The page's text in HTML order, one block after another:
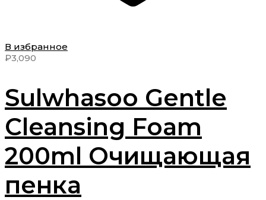
В избранное
₽3,090
Sulwhasoo Gentle
Cleansing Foam
200ml Очищающая
пенка